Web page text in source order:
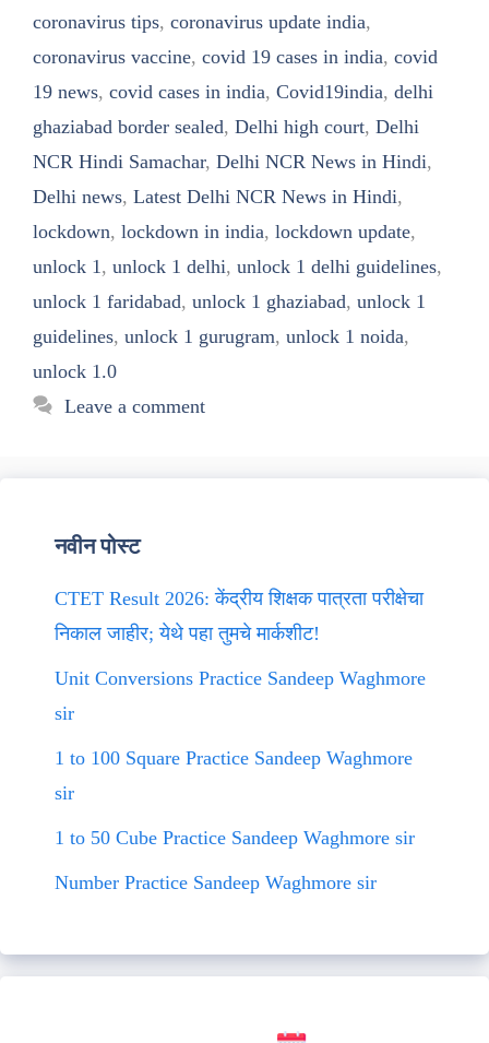
coronavirus tips, coronavirus update india,
coronavirus vaccine, covid 19 cases in india, covid
19 news, covid cases in india, Covid19india, delhi
ghaziabad border sealed, Delhi high court, Delhi
NCR Hindi Samachar, Delhi NCR News in Hindi,
Delhi news, Latest Delhi NCR News in Hindi,
lockdown, lockdown in india, lockdown update,
unlock 1, unlock 1 delhi, unlock 1 delhi guidelines,
unlock 1 faridabad, unlock 1 ghaziabad, unlock 1
guidelines, unlock 1 gurugram, unlock 1 noida,
unlock 1.0
Leave a comment
नवीन पोस्ट
CTET Result 2026: केंद्रीय शिक्षक पात्रता परीक्षेचा
निकाल जाहीर; येथे पहा तुमचे मार्कशीट!
Unit Conversions Practice Sandeep Waghmore
sir
1 to 100 Square Practice Sandeep Waghmore
sir
1 to 50 Cube Practice Sandeep Waghmore sir
Number Practice Sandeep Waghmore sir